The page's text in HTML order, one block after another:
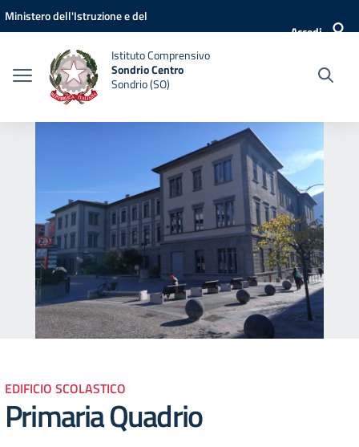
Vai ai contenuti
Vai al menu di navigazione
Vai al footer
Ministero dell'Istruzione e del
Accedi
Istituto Comprensivo
Sondrio Centro
Sondrio (SO)
EDIFICIO SCOLASTICO
Primaria Quadrio